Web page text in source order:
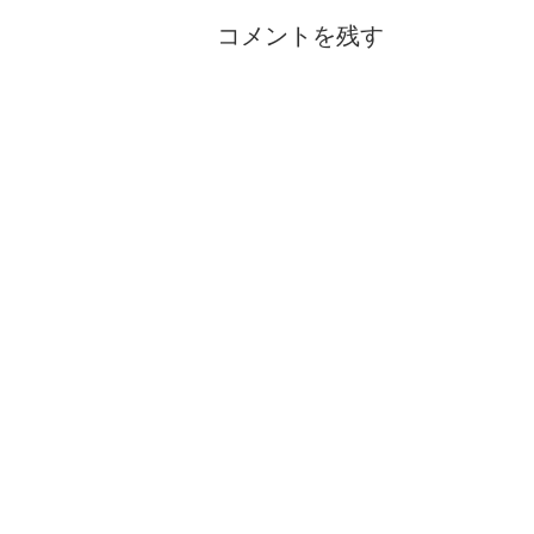
コメントを残す